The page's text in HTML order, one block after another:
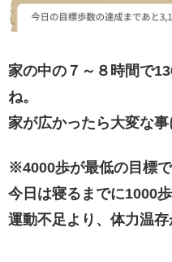
家の中の７～８時間で
ね。
家が広かったら大変な事
※4000歩が最低の目標で
今日は寝るまでに1000
運動不足より、体力温